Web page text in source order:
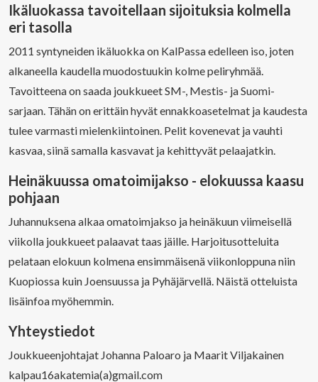
Ikäluokassa tavoitellaan sijoituksia kolmella
eri tasolla
2011 syntyneiden ikäluokka on KalPassa edelleen iso, joten
alkaneella kaudella muodostuukin kolme peliryhmää.
Tavoitteena on saada joukkueet SM-, Mestis- ja Suomi-
sarjaan. Tähän on erittäin hyvät ennakkoasetelmat ja kaudesta
tulee varmasti mielenkiintoinen. Pelit kovenevat ja vauhti
kasvaa, siinä samalla kasvavat ja kehittyvät pelaajatkin.
Heinäkuussa omatoimijakso - elokuussa kaasu
pohjaan
Juhannuksena alkaa omatoimjakso ja heinäkuun viimeisellä
viikolla joukkueet palaavat taas jäille. Harjoitusotteluita
pelataan elokuun kolmena ensimmäisenä viikonloppuna niin
Kuopiossa kuin Joensuussa ja Pyhäjärvellä. Näistä otteluista
lisäinfoa myöhemmin.
Yhteystiedot
Joukkueenjohtajat Johanna Paloaro ja Maarit Viljakainen
kalpau16akatemia(a)gmail.com